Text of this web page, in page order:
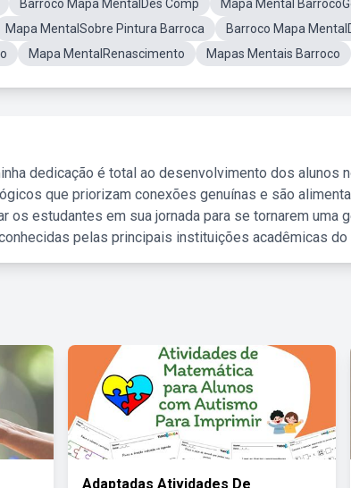
Barroco Mapa MentalDes Comp Mapa Mental
Mapa MentalSobre Pintura Barroca
Barroco Mapa
Mapa MentalRenascimento Mapas Mentais Barroco
dedicação é total ao desenvolvimento dos alunos
que priorizam conexões genuínas e são
os estudantes em sua jornada para se tornarem uma
pelas principais instituições acadêmicas do
Adaptadas Atividades De